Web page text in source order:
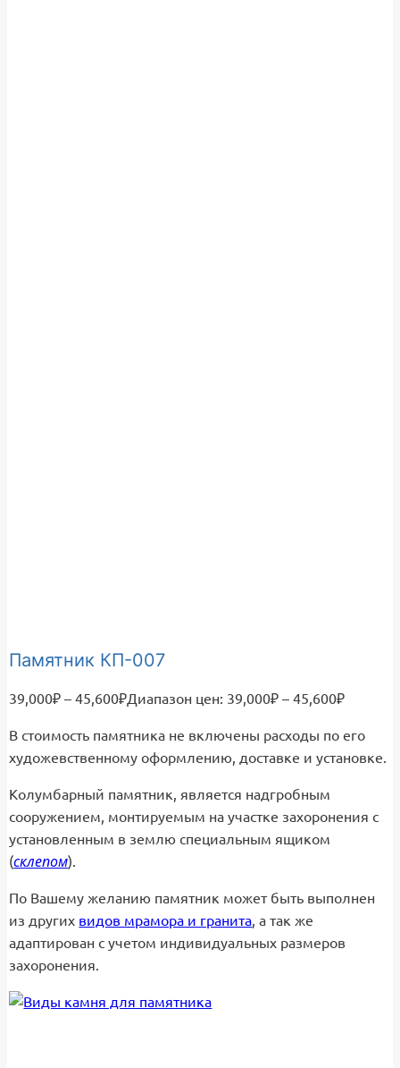
Памятник КП-007
39,000₽ – 45,600₽Диапазон цен: 39,000₽ – 45,600₽
В стоимость памятника не включены расходы по его
художевственному оформлению, доставке и установке.
Колумбарный памятник, является надгробным
сооружением, монтируемым на участке захоронения с
установленным в землю специальным ящиком
(склепом).
По Вашему желанию памятник может быть выполнен
из других видов мрамора и гранита, а так же
адаптирован с учетом индивидуальных размеров
захоронения.